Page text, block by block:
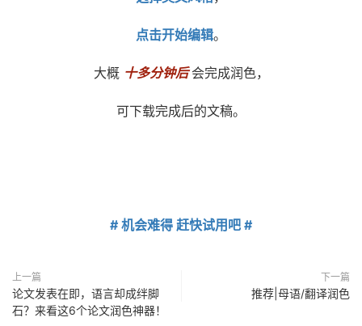
点击开始编辑。
大概 十多分钟后会完成润色，
可下载完成后的文稿。
# 机会难得 赶快试用吧 #
上一篇
论文发表在即，语言却成绊脚
石？来看这6个论文润色神器！
下一篇
推荐|母语/翻译润色